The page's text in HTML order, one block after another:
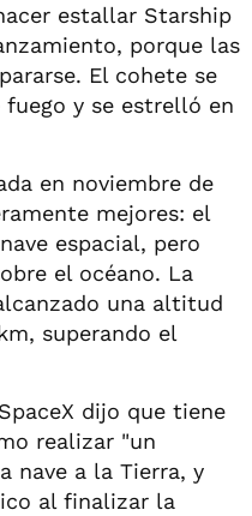
estallar Starship
porque las
El cohete se
y se estrelló en
en noviembre de
mejores: el
espacial, pero
el océano. La
una altitud
superando el
dijo que tiene
realizar "un
nave a la Tierra, y
al finalizar la